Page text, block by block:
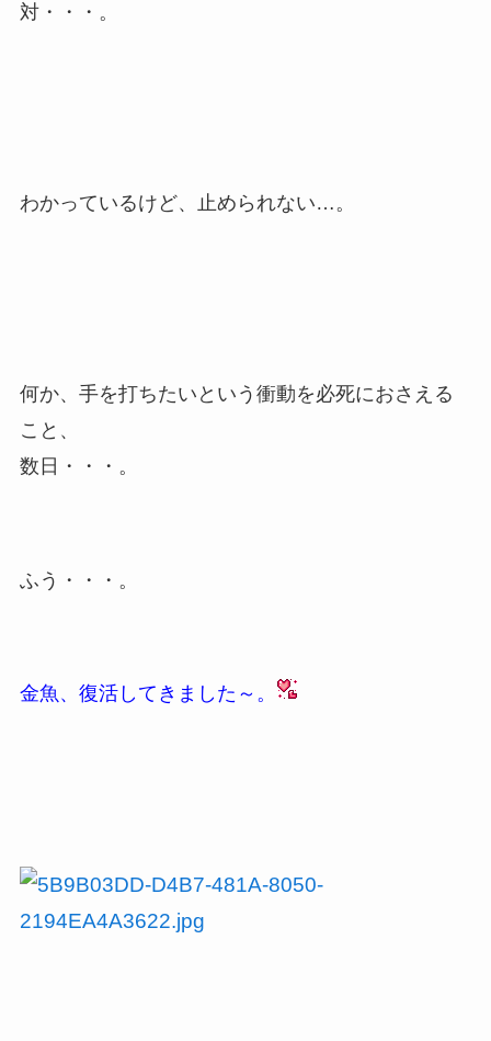
対・・・。
わかっているけど、止められない…。
何か、手を打ちたいという衝動を必死におさえる
こと、
数日・・・。
ふう・・・。
金魚、復活してきました～。